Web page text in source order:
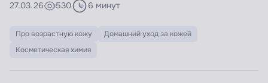
27.03.26 530 6 минут
Про возрастную кожу
Домашний уход за кожей
Косметическая химия